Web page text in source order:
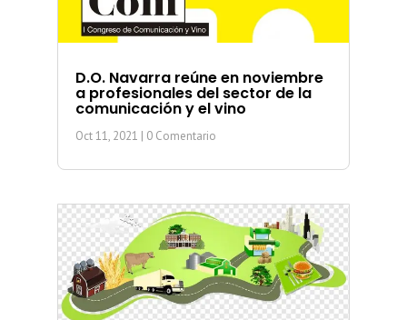
D.O. Navarra reúne en noviembre
a profesionales del sector de la
comunicación y el vino
Oct 11, 2021 | 0 Comentario